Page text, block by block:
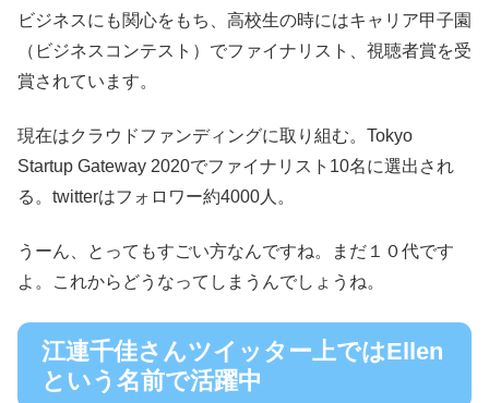
ビジネスにも関心をもち、高校生の時にはキャリア甲子園
（ビジネスコンテスト）でファイナリスト、視聴者賞を受
賞されています。
現在はクラウドファンディングに取り組む。Tokyo
Startup Gateway 2020でファイナリスト10名に選出され
る。twitterはフォロワー約4000人。
うーん、とってもすごい方なんですね。まだ１０代です
よ。これからどうなってしまうんでしょうね。
江連千佳さんツイッター上ではEllen
という名前で活躍中